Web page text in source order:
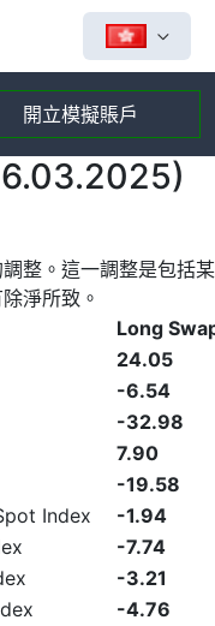
開立模擬賬戶
整。這一調整是包括某
淨所致。
Long
24.05
-6.54
-32.98
7.90
-19.58
Index
-1.94
-7.74
-3.21
-4.76